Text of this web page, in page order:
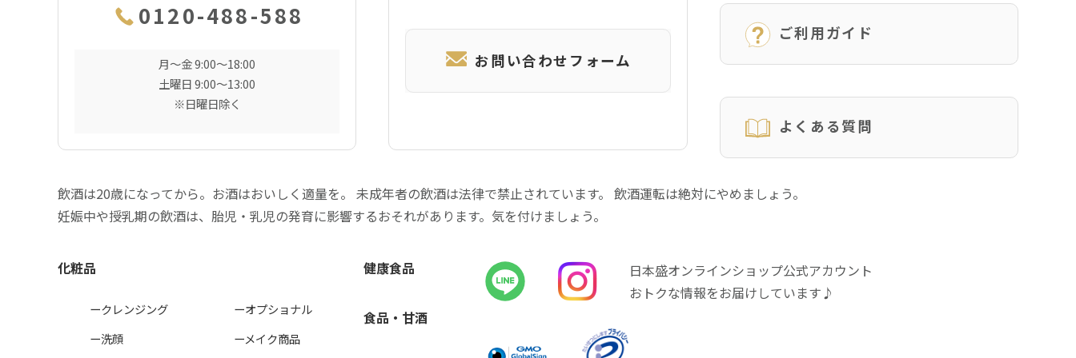
0120-488-588
月〜金 9:00〜18:00
土曜日 9:00〜13:00
※日曜日除く
お問い合わせフォーム
ご利用ガイド
よくある質問
飲酒は20歳になってから。お酒はおいしく適量を。 未成年者の飲酒は法律で禁止されています。 飲酒運転は絶対にやめましょう。
妊娠中や授乳期の飲酒は、胎児・乳児の発育に影響するおそれがあります。気を付けましょう。
化粧品
ークレンジング
ー洗顔
ーオプショナル
ーメイク商品
健康食品
食品・甘酒
日本盛オンラインショップ公式アカウント
おトクな情報をお届けしています♪